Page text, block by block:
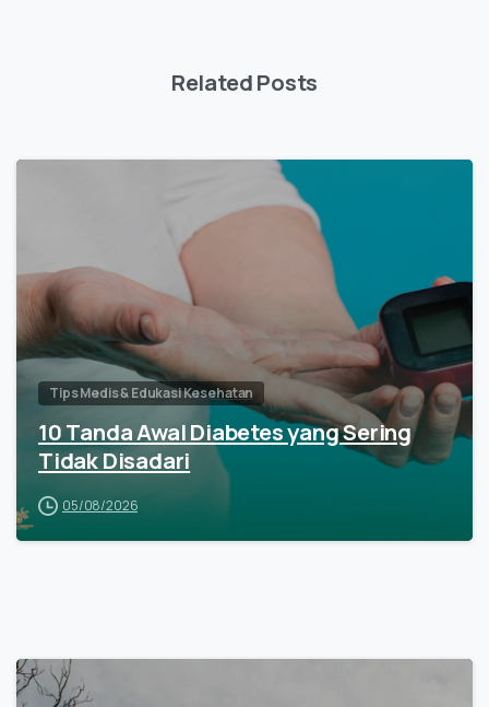
Related Posts
Tips Medis & Edukasi Kesehatan
10 Tanda Awal Diabetes yang Sering
Tidak Disadari
05/08/2026